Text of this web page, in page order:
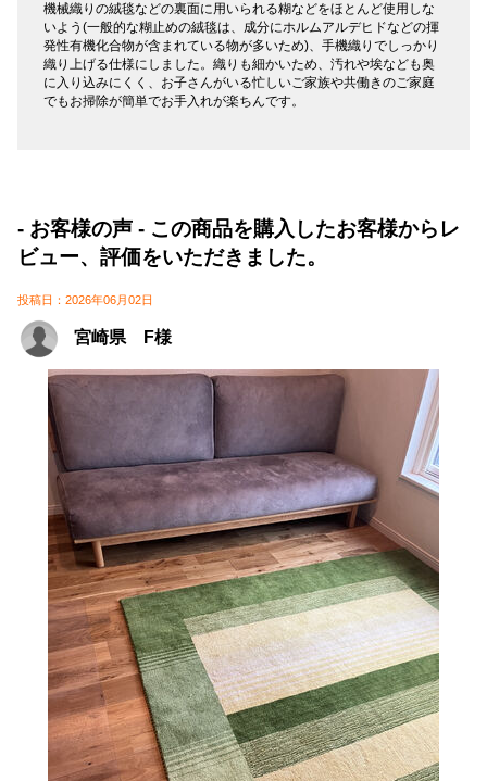
機械織りの絨毯などの裏面に用いられる糊などをほとんど使用しな
いよう(一般的な糊止めの絨毯は、成分にホルムアルデヒドなどの揮
発性有機化合物が含まれている物が多いため)、手機織りでしっかり
織り上げる仕様にしました。織りも細かいため、汚れや埃なども奥
に入り込みにくく、お子さんがいる忙しいご家族や共働きのご家庭
でもお掃除が簡単でお手入れが楽ちんです。
- お客様の声 - この商品を購入したお客様からレ
ビュー、評価をいただきました。
投稿日：2026年06月02日
宮崎県 F様